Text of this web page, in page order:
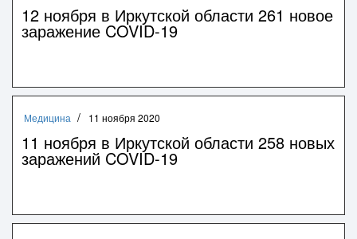
12 ноября в Иркутской области 261 новое
заражение COVID-19
Медицина 11 ноября 2020
11 ноября в Иркутской области 258 новых
заражений COVID-19